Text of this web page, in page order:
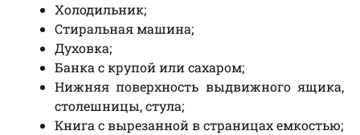
Холодильник;
Стиральная машина;
Духовка;
Банка с крупой или сахаром;
Нижняя поверхность выдвижного ящика,
столешницы, стула;
Книга с вырезанной в страницах емкостью;